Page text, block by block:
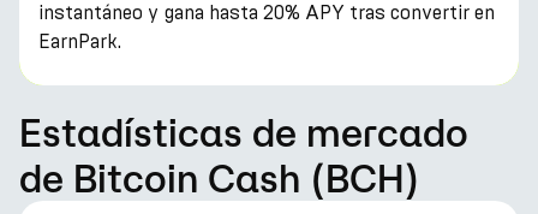
instantáneo y gana hasta 20% APY tras convertir en
EarnPark.
Estadísticas de mercado
de Bitcoin Cash (BCH)